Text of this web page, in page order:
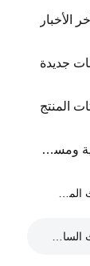
آخر الأخبار
جديدة
المنتج
العروض الترويجية ومسابقات التداول